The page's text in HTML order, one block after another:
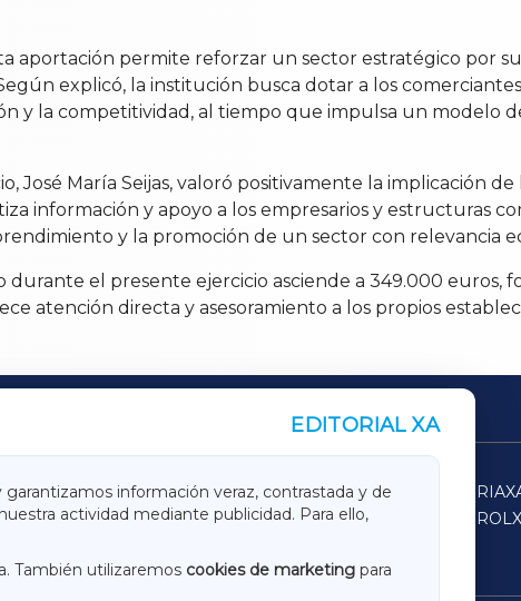
aportación permite reforzar un sector estratégico por
explicó, la institución busca dotar a los
y la competitividad, al tiempo que impulsa un modelo
José María Seijas, valoró positivamente la implicación
información y apoyo a los empresarios y estructuras
y la promoción de un sector con relevancia
el presente ejercicio asciende a 349.000 euros,
atención directa y asesoramiento a los propios
EDITORIAL XA
información veraz, contrastada y de
actividad mediante publicidad. Para ello,
También utilizaremos cookies de marketing para
TERRACHAXA
ACORUÑAXA